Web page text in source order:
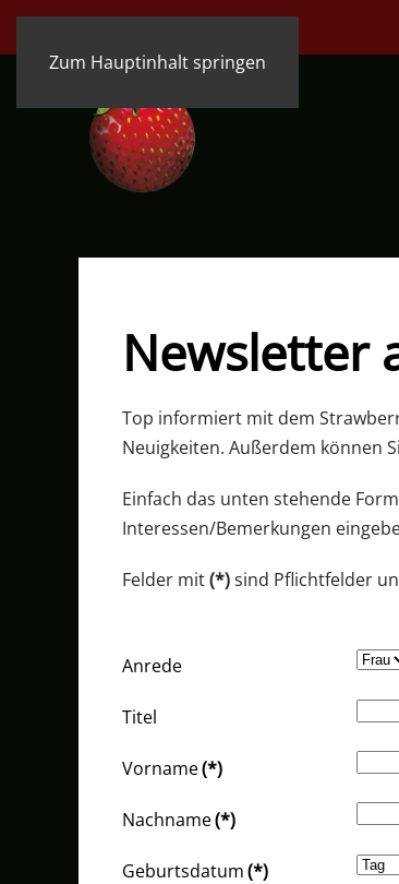
Zum Hauptinhalt springen
Newsletter
Top informiert mit dem
Neuigkeiten. Außerdem können
Einfach das unten stehende
Interessen/Bemerkungen
Felder mit(*)sind Pflichtfelder
Anrede
Titel
Vorname(*)
Nachname(*)
Geburtsdatum(*)